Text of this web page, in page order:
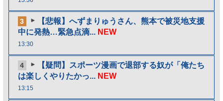
3
【悲報】へずまりゅうさん、熊本で被災地支援
中に発熱…緊急点滴... NEW
13:30
4
【疑問】スポーツ漫画で退部する奴が「俺たち
は楽しくやりたかっ... NEW
13:15